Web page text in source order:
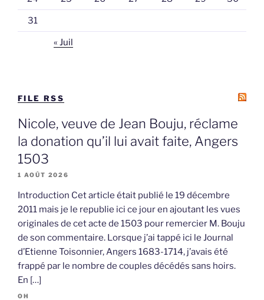
31
« Juil
FILE RSS
Nicole, veuve de Jean Bouju, réclame
la donation qu’il lui avait faite, Angers
1503
1 AOÛT 2026
Introduction Cet article était publié le 19 décembre
2011 mais je le republie ici ce jour en ajoutant les vues
originales de cet acte de 1503 pour remercier M. Bouju
de son commentaire. Lorsque j’ai tappé ici le Journal
d’Etienne Toisonnier, Angers 1683-1714, j’avais été
frappé par le nombre de couples décédés sans hoirs.
En […]
OH